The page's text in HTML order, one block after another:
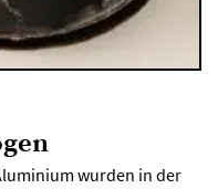
wurden in der